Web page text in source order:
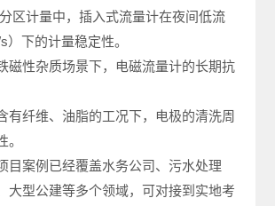
区计量中，插入式流量计在夜间低流
）下的计量稳定性。
磁性杂质场景下，电磁流量计的长期抗
有纤维、油脂的工况下，电极的清洗周
目案例已经覆盖水务公司、污水处理
大型公建等多个领域，可对接到实地考